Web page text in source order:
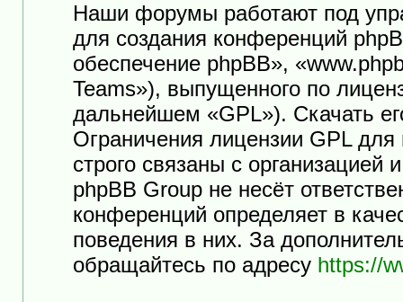
Наши форумы работают под
для создания конференций
обеспечение phpBB»,
Teams»), выпущенного по
дальнейшем «GPL»). Скачать
Ограничения лицензии GPL
строго связаны с
phpBB Group не несёт
конференций определяет в
поведения в них. За
обращайтесь по адресу https://